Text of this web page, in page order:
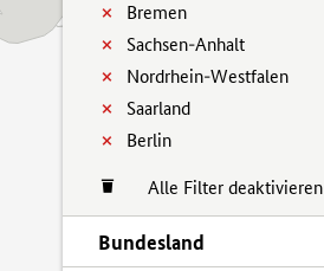
Bremen
Sachsen-Anhalt
Nordrhein-Westfalen
Saarland
Berlin
Alle Filter deaktivieren
Bundesland